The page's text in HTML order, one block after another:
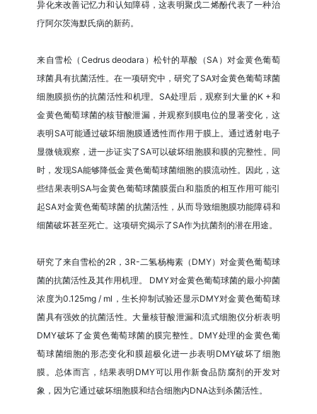
异化来改善记忆力和认知障碍，这表明聚戊二烯酚代表了一种治
疗阿尔茨海默氏病的新药。
来自雪松（Cedrus deodara）松针的草酸（SA）对金黄色葡萄
球菌具有抗菌活性。在一项研究中，研究了SA对金黄色葡萄球菌
细胞膜损伤的抗菌活性和机理。SA处理后，观察到大量的K +和
金黄色葡萄球菌的核苷酸泄漏，并观察到膜电位的显著变化，这
表明SA可能通过破坏细胞膜通透性而作用于膜上。通过透射电子
显微镜观察，进一步证实了SA可以破坏细胞膜和膜的完整性。同
时，发现SA能够降低金黄色葡萄球菌细胞的膜流动性。因此，这
些结果表明SA与金黄色葡萄球菌膜蛋白和脂质的相互作用可能引
起SA对金黄色葡萄球菌的抗菌活性，从而导致细胞膜功能障碍和
细菌破坏甚至死亡。这项研究揭示了SA作为抗菌剂的潜在用途。
研究了来自雪松的2R，3R-二氢杨梅素（DMY）对金黄色葡萄球
菌的抗菌活性及其作用机理。 DMY对金黄色葡萄球菌的最小抑菌
浓度为0.125mg / ml，生长抑制试验还显示DMY对金黄色葡萄球
菌具有强效的抗菌活性。大量核苷酸泄漏和流式细胞仪分析表明
DMY破坏了金黄色葡萄球菌的膜完整性。DMY处理的金黄色葡
萄球菌细胞的形态变化和膜超极化进一步表明DMY破坏了细胞
膜。总体而言，结果表明DMY可以用作新食品防腐剂的开发对
象，因为它通过破坏细胞膜和结合细胞内DNA达到杀菌活性。